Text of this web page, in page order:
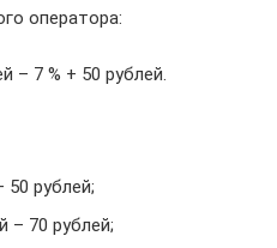
оператора:
– 7 % + 50 рублей.
50 рублей;
– 70 рублей;